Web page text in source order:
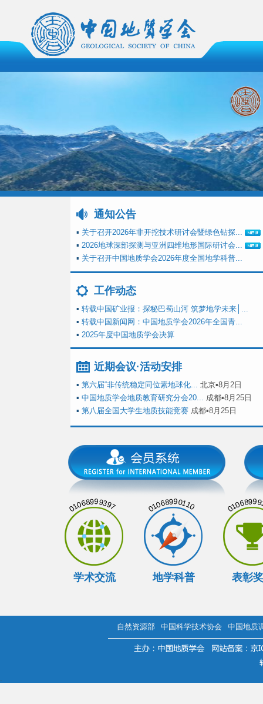
通知公告
▪ 关于召开2026年非开挖技术研讨会暨绿色钻探...
▪ 2026地球深部探测与亚洲四维地形国际研讨会...
▪ 关于召开中国地质学会2026年度全国地学科普...
工作动态
▪ 转载中国矿业报：探秘巴蜀山河 筑梦地学未来│...
▪ 转载中国新闻网：中国地质学会2026年全国青...
▪ 2025年度中国地质学会决算
近期会议·活动安排
▪ 第六届“非传统稳定同位素地球化... 北京▪8月2日
▪ 中国地质学会地质教育研究分会20... 成都▪8月25日
▪ 第八届全国大学生地质技能竞赛 成都▪8月25日
01068999397
学术交流
01068990110
地学科普 表彰
自然资源部 中国科学技术协会 中国地质
.